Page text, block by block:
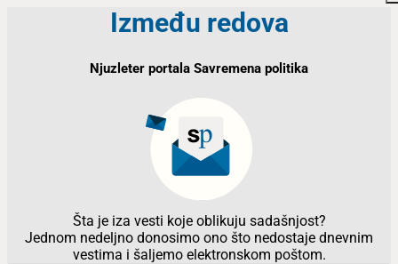
Između redova
Njuzleter portala Savremena politika
Šta je iza vesti koje oblikuju sadašnjost?
Jednom nedeljno donosimo ono što nedostaje dnevnim
vestima i šaljemo elektronskom poštom.